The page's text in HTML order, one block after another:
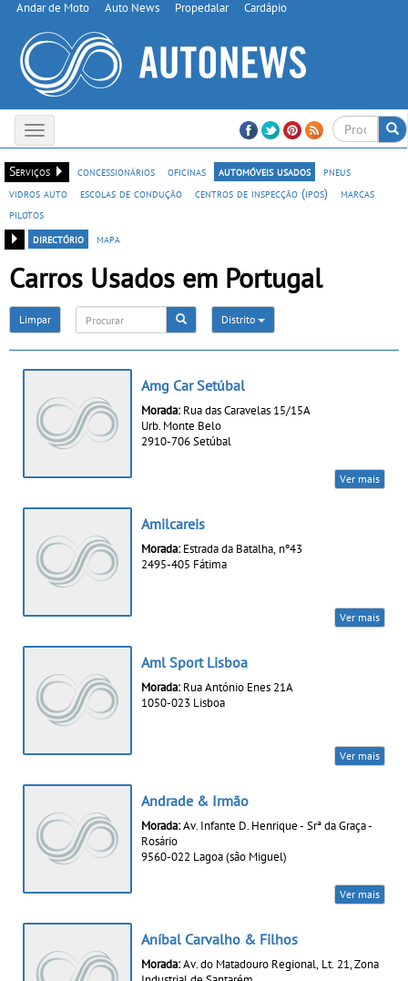
Andar de Moto Auto News Propedalar Cardápio
Toggle
navigation
Serviços
concessionários oficinas automóveis usados
pneus
vidros auto
escolas de condução centros de inspecção (ipos)
marcas
pilotos
directório
mapa
Carros Usados em Portugal
Limpar Distrito
Amg Car Setúbal
Morada: Rua das Caravelas 15/15A
Urb. Monte Belo
2910-706 Setúbal
Ver mais
Amilcareis
Morada: Estrada da Batalha, nº43
2495-405 Fátima
Ver mais
Aml Sport Lisboa
Morada: Rua António Enes 21A
1050-023 Lisboa
Ver mais
Andrade & Irmão
Morada:Av. Infante D. Henrique - Srª da Graça -
Rosário
9560-022 Lagoa (são Miguel)
Ver mais
Aníbal Carvalho & Filhos
Morada:Av. do Matadouro Regional, Lt. 21, Zona